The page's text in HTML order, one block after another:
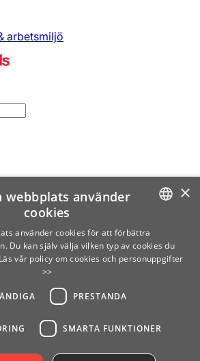
arbetsmiljö
SWEDISH
×
webbplats använder
cookies
använder cookies för att förbättra
Du kan själv välja vilken typ av cookies du
vår policy om cookies och personuppgifter
>>
PRESTANDA
SMARTA FUNKTIONER